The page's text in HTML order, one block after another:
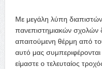
Με μεγάλη λύπη
πανεπιστημιακών σχολών
απαιτούμενη θέρμη από
αυτό μας
είμαστε ο τελευταίος